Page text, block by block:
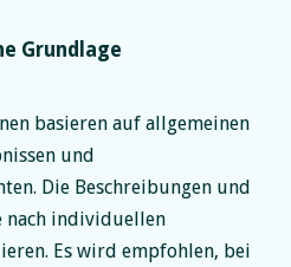
Grundlage
basieren auf allgemeinen
und
Die Beschreibungen und
nach individuellen
Es wird empfohlen, bei